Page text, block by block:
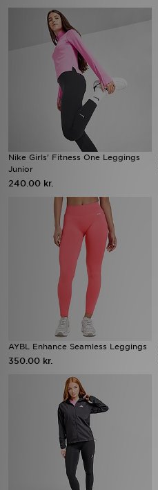
Nike Girls' Fitness One Leggings
Junior
240.00 kr.
AYBL Enhance Seamless Leggings
350.00 kr.